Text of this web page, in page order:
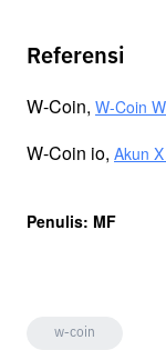
Referensi
W-Coin, W-Coin
W-Coin io, Akun
Penulis: MF
w-coin